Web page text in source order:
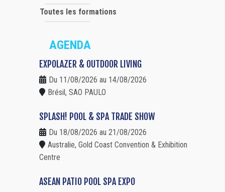
Toutes les formations
AGENDA
EXPOLAZER & OUTDOOR LIVING
Du 11/08/2026 au 14/08/2026
Brésil, SAO PAULO
SPLASH! POOL & SPA TRADE SHOW
Du 18/08/2026 au 21/08/2026
Australie, Gold Coast Convention & Exhibition
Centre
ASEAN PATIO POOL SPA EXPO